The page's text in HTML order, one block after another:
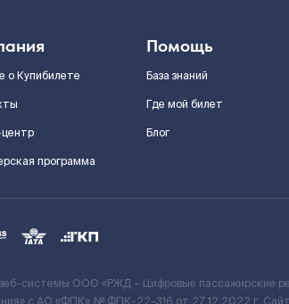
о Купибилете
программа
Помощь
База знаний
Где мой билет
Блог
системы ООО «РЖД – Цифровые пассажирские